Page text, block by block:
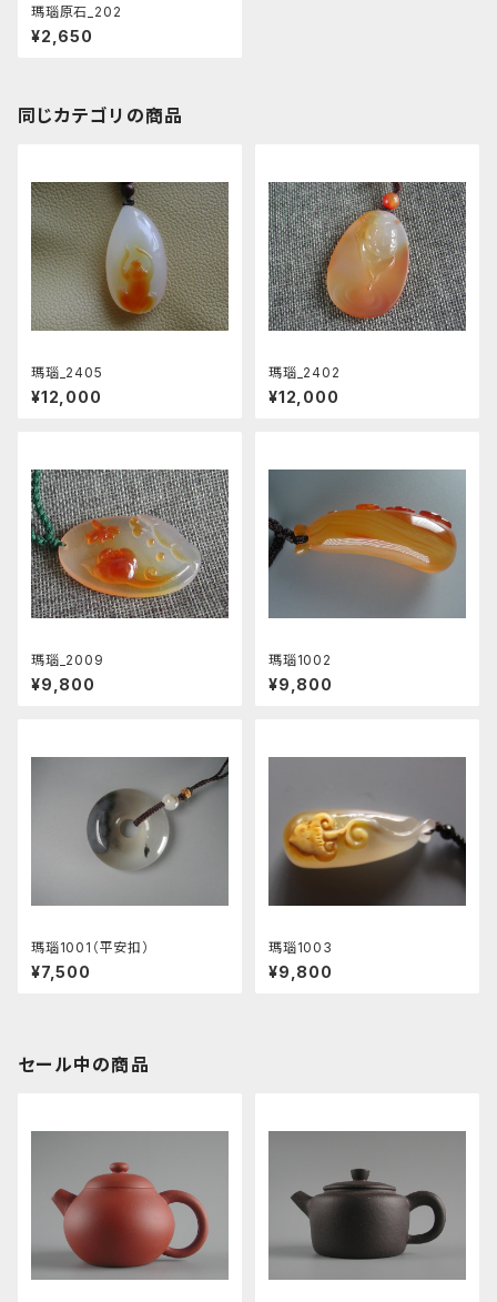
瑪瑙原石_202
¥2,650
同じカテゴリの商品
瑪瑙_2405
¥12,000
瑪瑙_2402
¥12,000
瑪瑙_2009
¥9,800
瑪瑙1002
¥9,800
瑪瑙1001（平安扣）
¥7,500
瑪瑙1003
¥9,800
セール中の商品